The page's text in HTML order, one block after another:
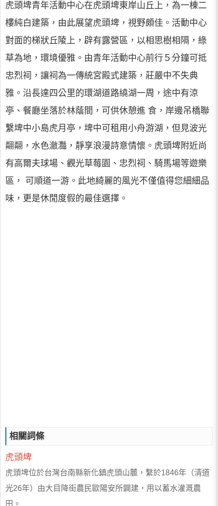
虎頭埤青年活動中心在虎頭埤東岸山丘上，為一棟二
樓純白建築，由此展望虎頭埤，視野頗佳。活動中心
對面的梯狀丘陵上，辟有露營區，以相思樹相隔，綠
草為地，環境優雅。由青年活動中心前行５分鐘可抵
忠烈祠，讓祠為一傳統宮殿式建築，莊嚴中不失典
雅。沿長達四公里的環湖道路繞湖一周，途中有涼
亭、餐廳坐落於林蔭間，可供休憩進 食，岸邊吊橋聯
繫埤中小島虎月亭，埤中可租用小舟游湖，但見波光
翷翷，水色瀲灩，靜享浪漫詩意情懷。虎頭埤附近尚
有高爾夫球場、觀光草莓園、忠烈祠、騎馬場等遊樂
區， 可順道一游。此地綺麗的風光不僅值得您細細品
味，更是休閒度假的最佳選擇。
相關詞條
虎頭埤
虎頭埤位於台灣台南縣新化鎮虎頭山麓，繫於1846年（清道
光26年）由大目降街農民歐陽安所闢建，用以蓄水灌溉農
田。